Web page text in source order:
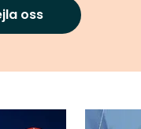
oss
Add